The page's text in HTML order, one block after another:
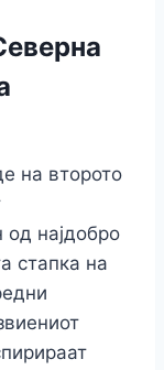
на второто
најдобро
стапка на